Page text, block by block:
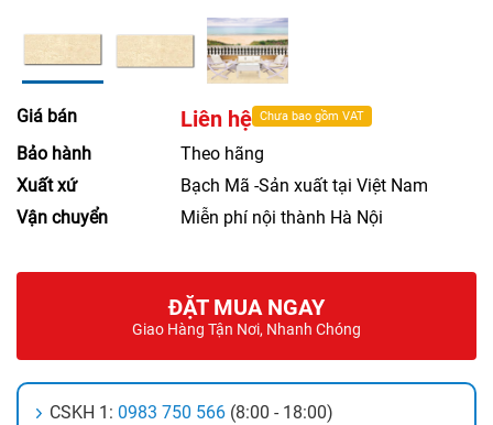
Giá bán Liên hệ Chưa bao gồm VAT
Bảo hành
Theo hãng
Xuất xứ
Bạch Mã -Sản xuất tại Việt Nam
Vận chuyển
Miễn phí nội thành Hà Nội
ĐẶT MUA NGAY
Giao Hàng Tận Nơi, Nhanh Chóng
CSKH 1: 0983 750 566 (8:00 - 18:00)